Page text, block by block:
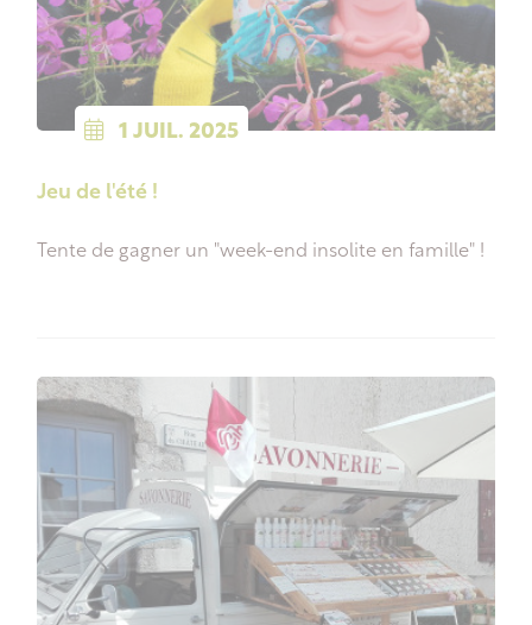
1 JUIL. 2025
Jeu de l'été !
Tente de gagner un "week-end insolite en famille" !